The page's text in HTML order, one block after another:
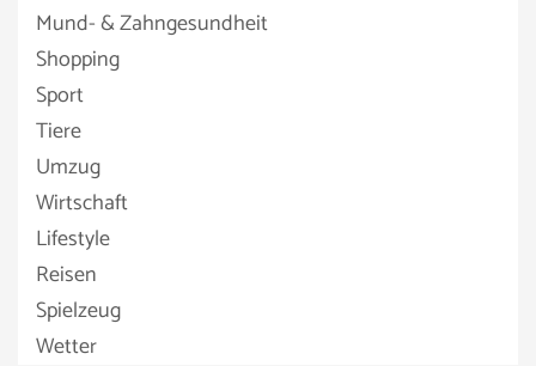
Mund- & Zahngesundheit
Shopping
Sport
Tiere
Umzug
Wirtschaft
Lifestyle
Reisen
Spielzeug
Wetter